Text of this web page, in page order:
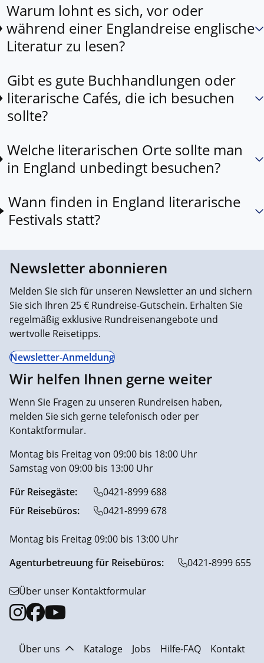
Warum lohnt es sich, vor oder
während einer Englandreise englische
Literatur zu lesen?
Gibt es gute Buchhandlungen oder
literarische Cafés, die ich besuchen
sollte?
Welche literarischen Orte sollte man
in England unbedingt besuchen?
Wann finden in England literarische
Festivals statt?
Newsletter abonnieren
Melden Sie sich für unseren Newsletter an und sichern
Sie sich Ihren 25 € Rundreise-Gutschein. Erhalten Sie
regelmäßig exklusive Rundreisenangebote und
wertvolle Reisetipps.
Newsletter-Anmeldung
Wir helfen Ihnen gerne weiter
Wenn Sie Fragen zu unseren Rundreisen haben,
melden Sie sich gerne telefonisch oder per
Kontaktformular.
Montag bis Freitag von 09:00 bis 18:00 Uhr
Samstag von 09:00 bis 13:00 Uhr
Für Reisegäste:
0421-8999 688
Für Reisebüros:
0421-8999 678
Montag bis Freitag 09:00 bis 13:00 Uhr
Agenturbetreuung für Reisebüros:
0421-8999 655
Über unser Kontaktformular
Über uns Kataloge Jobs Hilfe-FAQ Kontakt